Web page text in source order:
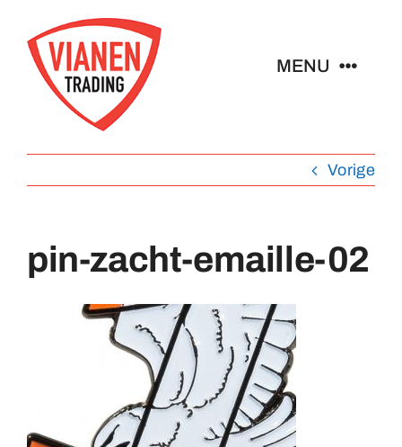
naar
inhoud
MENU
Pins
Abzeichen
Schlüsselanhänger
Medaillen
Vorige
pin-zacht-emaille-02